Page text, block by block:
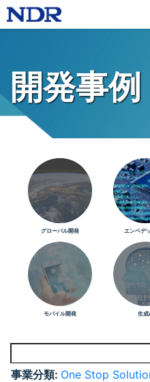
開発事例
グローバル開発 エンベデ
モバイル開発 生成
事業分類: One Stop